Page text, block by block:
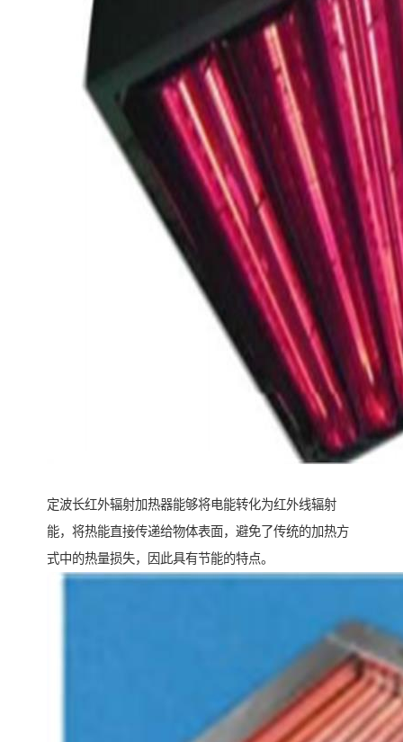
定波长红外辐射加热器能够将电能转化为红外线辐射
能，将热能直接传递给物体表面，避免了传统的加热方
式中的热量损失，因此具有节能的特点。